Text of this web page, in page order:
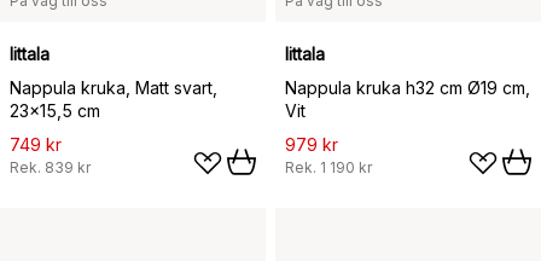
Iittala
Nappula kruka, Matt svart,
23x15,5 cm
749 kr
Rek. 839 kr
Iittala
Nappula kruka h32 cm Ø19 cm,
Vit
979 kr
Rek. 1 190 kr